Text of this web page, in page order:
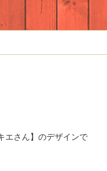
エさん】のデザインで